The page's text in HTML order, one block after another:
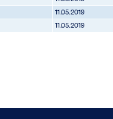
11.05.2019
11.05.2019